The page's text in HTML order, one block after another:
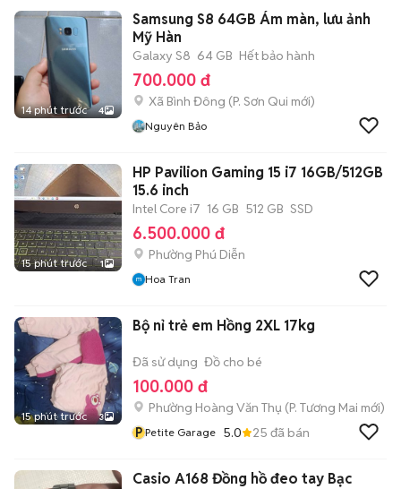
14 phút trước 4
Samsung S8 64GB Ám màn, lưu ảnh
Mỹ Hàn
Galaxy S8 64 GB Hết bảo hành
700.000 đ
Xã Bình Đông (P. Sơn Qui mới)
Nguyên Bảo
15 phút trước 1
HP Pavilion Gaming 15 i7 16GB/512GB
15.6 inch
Intel Core i7 16 GB 512 GB SSD
6.500.000 đ
Phường Phú Diễn
Hoa Tran
15 phút trước 3
Bộ nỉ trẻ em Hồng 2XL 17kg
Đã sử dụng Đồ cho bé
100.000 đ
Phường Hoàng Văn Thụ (P. Tương Mai mới)
P Petite Garage 5.0 25 đã bán
Casio A168 Đồng hồ đeo tay Bạc